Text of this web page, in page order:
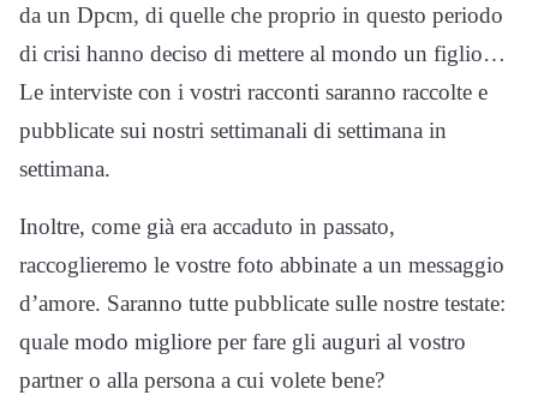
da un Dpcm, di quelle che proprio in questo periodo
di crisi hanno deciso di mettere al mondo un figlio…
Le interviste con i vostri racconti saranno raccolte e
pubblicate sui nostri settimanali di settimana in
settimana.
Inoltre, come già era accaduto in passato,
raccoglieremo le vostre foto abbinate a un messaggio
d’amore. Saranno tutte pubblicate sulle nostre testate:
quale modo migliore per fare gli auguri al vostro
partner o alla persona a cui volete bene?